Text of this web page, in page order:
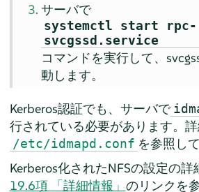
サーバで
systemctl start rpc-
svcgssd.service
コマンドを実行して、
動します。
Kerberos認証でも、サーバで
行されている必要があります。詳
/etc/idmapd.conf を参照し
Kerberos化されたNFSの設定の詳
19.6項 「詳細情報」 のリンクを